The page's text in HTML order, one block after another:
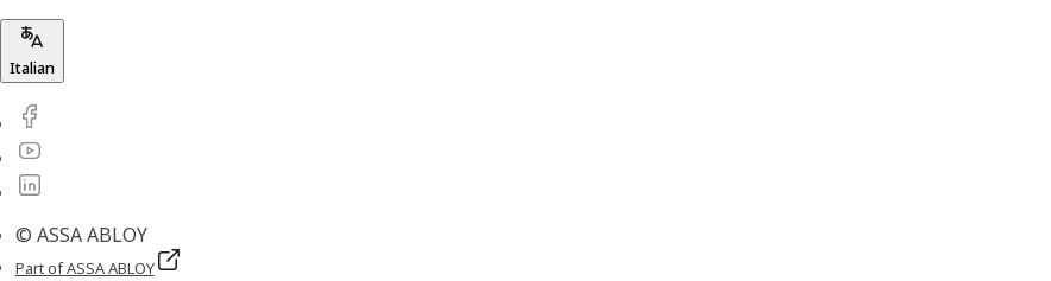
Italian
© ASSA ABLOY
Part of ASSA ABLOY